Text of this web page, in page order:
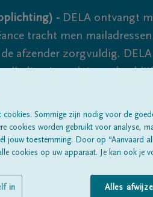
- DELA ontvangt
tracht men
afzender zorgvuldig.
uit te sluiten, dus blijf
Alle
cookies. Sommige zijn nodig voor de
cookies worden gebruikt voor analyse,
jouw toestemming. Door op “Aanvaard
cookies op uw apparaat. Je kan ook je
Alles
in